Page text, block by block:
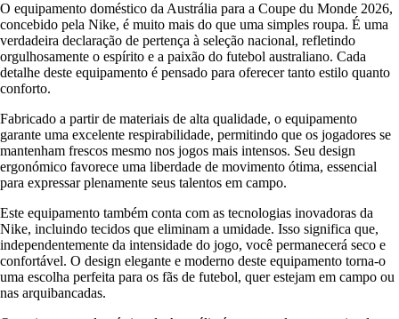
O equipamento doméstico da Austrália para a Coupe du Monde 2026,
concebido pela Nike, é muito mais do que uma simples roupa. É uma
verdadeira declaração de pertença à seleção nacional, refletindo
orgulhosamente o espírito e a paixão do futebol australiano. Cada
detalhe deste equipamento é pensado para oferecer tanto estilo quanto
conforto.
Fabricado a partir de materiais de alta qualidade, o equipamento
garante uma excelente respirabilidade, permitindo que os jogadores se
mantenham frescos mesmo nos jogos mais intensos. Seu design
ergonómico favorece uma liberdade de movimento ótima, essencial
para expressar plenamente seus talentos em campo.
Este equipamento também conta com as tecnologias inovadoras da
Nike, incluindo tecidos que eliminam a umidade. Isso significa que,
independentemente da intensidade do jogo, você permanecerá seco e
confortável. O design elegante e moderno deste equipamento torna-o
uma escolha perfeita para os fãs de futebol, quer estejam em campo ou
nas arquibancadas.